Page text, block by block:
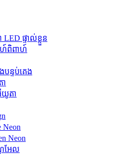
ផ្ទាល់ខ្លួន
ហ៍ពិពាហ៍
បន្ទប់គេង
យូតា
Neon
Neon
អែល